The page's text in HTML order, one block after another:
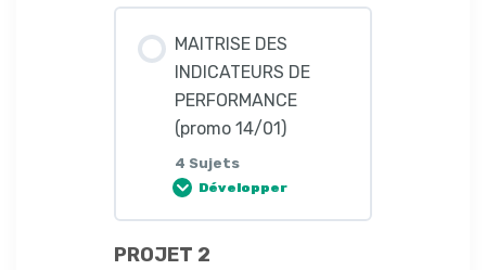
0%
0/6
Modèle d’analyse de
matchs de la FFF (promo
14/01)
match de Villas Boas VO
MAITRISE DES
INDICATEURS DE
PERFORMANCE
(promo 14/01)
4 Sujets
Développer
Leçon Contenu
PROJET 2